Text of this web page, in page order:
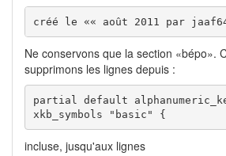
créé le «« août 2011 par
Ne conservons que la section «bépo».
supprimons les lignes depuis :
partial default
xkb_symbols "basic" {
incluse, jusqu'aux lignes